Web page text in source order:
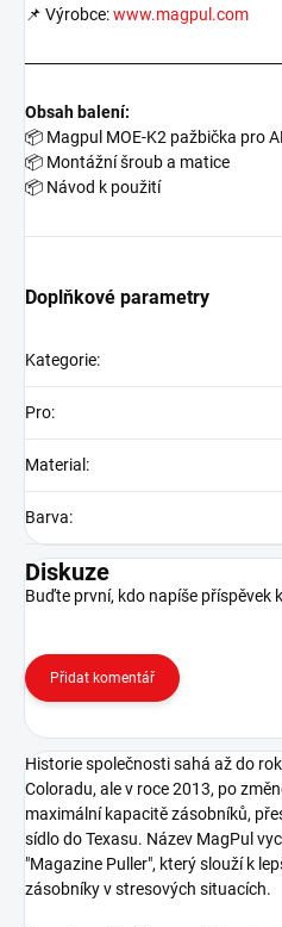
📌 Výrobce:www.magpul.com
Obsah balení:
📦 Magpul MOE-K2 pažbička pro
📦 Montážní šroub a matice
📦 Návod k použití
Doplňkové parametry
Kategorie:
Pro:
Material :
Barva:
Diskuze
Buďte první, kdo napíše příspěvek
Přidat komentář
Historie společnosti sahá až do
Coloradu, ale v roce 2013, po
maximální kapacitě zásobníků,
sídlo do Texasu. Název MagPul
"Magazine Puller", který slouží k
zásobníky v stresových situacích.